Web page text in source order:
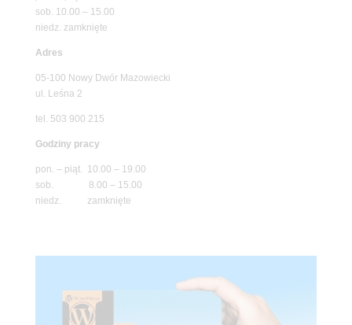
sob. 10.00 – 15.00
niedz. zamknięte
Adres
05-100 Nowy Dwór Mazowiecki
ul. Leśna 2
tel. 503 900 215
Godziny pracy
pon. – piąt. 10.00 – 19.00
sob. 8.00 – 15.00
niedz. zamknięte